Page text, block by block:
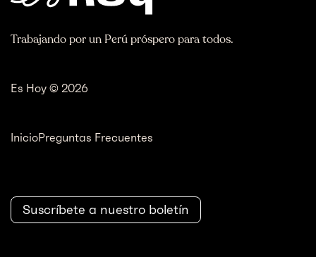
Trabajando por un Perú próspero para todos.
Es Hoy © 2026
InicioPreguntas Frecuentes
Suscríbete a nuestro boletín